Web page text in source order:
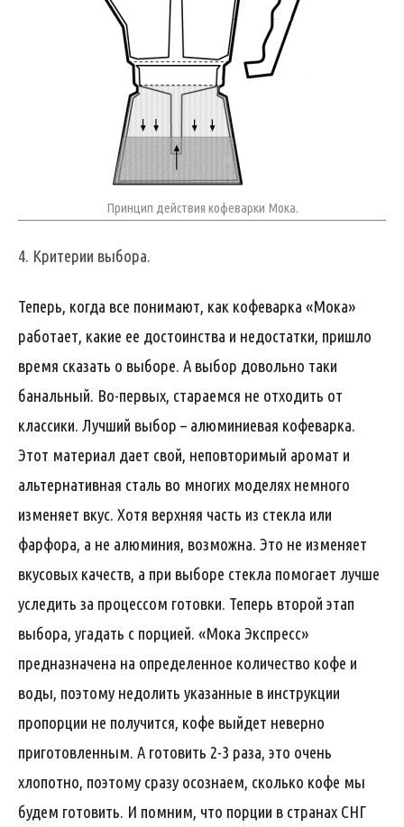
Принцип действия кофеварки Мока.
4. Критерии выбора.
Теперь, когда все понимают, как кофеварка «Мока»
работает, какие ее достоинства и недостатки, пришло
время сказать о выборе. А выбор довольно таки
банальный. Во-первых, стараемся не отходить от
классики. Лучший выбор – алюминиевая кофеварка.
Этот материал дает свой, неповторимый аромат и
альтернативная сталь во многих моделях немного
изменяет вкус. Хотя верхняя часть из стекла или
фарфора, а не алюминия, возможна. Это не изменяет
вкусовых качеств, а при выборе стекла помогает лучше
уследить за процессом готовки. Теперь второй этап
выбора, угадать с порцией. «Мока Экспресс»
предназначена на определенное количество кофе и
воды, поэтому недолить указанные в инструкции
пропорции не получится, кофе выйдет неверно
приготовленным. А готовить 2-3 раза, это очень
хлопотно, поэтому сразу осознаем, сколько кофе мы
будем готовить. И помним, что порции в странах СНГ